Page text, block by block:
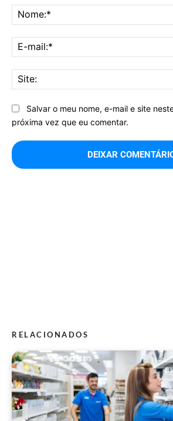
Salvar o meu nome, e-mail e site
próxima vez que eu comentar.
RELACIONADOS